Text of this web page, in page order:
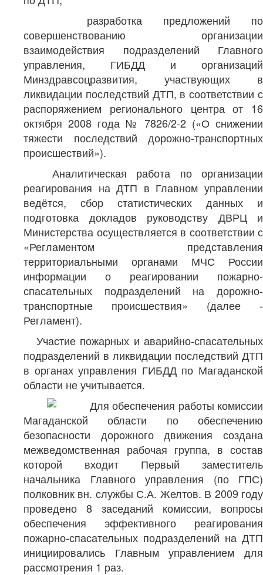
разработка предложений по
совершенствованию организации
взаимодействия подразделений Главного
управления, ГИБДД и организаций
Минздравсоцразвития, участвующих в
ликвидации последствий ДТП, в соответствии с
распоряжением регионального центра от 16
октября 2008 года № 7826/2-2 («О снижении
тяжести последствий дорожно-транспортных
происшествий»).
Аналитическая работа по организации
реагирования на ДТП в Главном управлении
ведётся, сбор статистических данных и
подготовка докладов руководству ДВРЦ и
Министерства осуществляется в соответствии с
«Регламентом представления
территориальными органами МЧС России
информации о реагировании пожарно-
спасательных подразделений на дорожно-
транспортные происшествия» (далее -
Регламент).
Участие пожарных и аварийно-спасательных
подразделений в ликвидации последствий ДТП
в органах управления ГИБДД по Магаданской
области не учитывается.
Для обеспечения работы комиссии
Магаданской области по обеспечению
безопасности дорожного движения создана
межведомственная рабочая группа, в состав
которой входит Первый заместитель
начальника Главного управления (по ГПС)
полковник вн. службы С.А. Желтов. В 2009 году
проведено 8 заседаний комиссии, вопросы
обеспечения эффективного реагирования
пожарно-спасательных подразделений на ДТП
инициировались Главным управлением для
рассмотрения 1 раз.